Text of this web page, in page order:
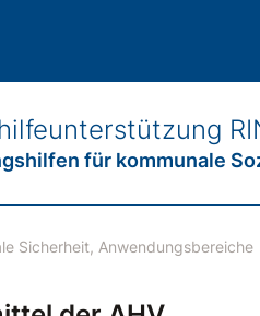
für kommunale
Sicherheit, Anwendungsbereiche